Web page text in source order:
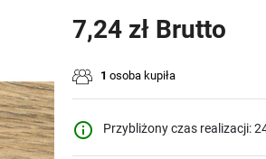
7,24 zł Brutto
1 osoba kupiła
info_outline Przybliżony czas realizacji: